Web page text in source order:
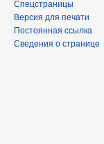
Спецстраницы
Версия для печати
Постоянная ссылка
Сведения о странице